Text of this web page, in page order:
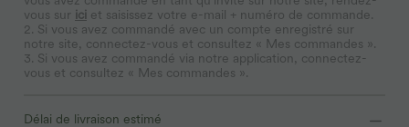
vous sur ici et saisissez votre e-mail + numéro de commande.
2. Si vous avez commandé avec un compte enregistré sur
notre site, connectez-vous et consultez « Mes commandes ».
3. Si vous avez commandé via notre application, connectez-
vous et consultez « Mes commandes ».
Délai de livraison estimé